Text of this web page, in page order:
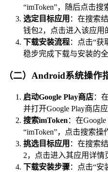
“imToken”，随后点击搜
选定目标应用 ：在搜索
钱包2，点击进入该应用
下载安装流程：点击“获
稳步完成下载与安装的全
（二）Android系统操作
启动Google Play商店：
并打开Google Play商店应
搜索imToken ：在
“imToken”，点击搜索操
挑选目标应用 ：在搜索
2，点击进入其应用详情
下载安装步骤：点击“安